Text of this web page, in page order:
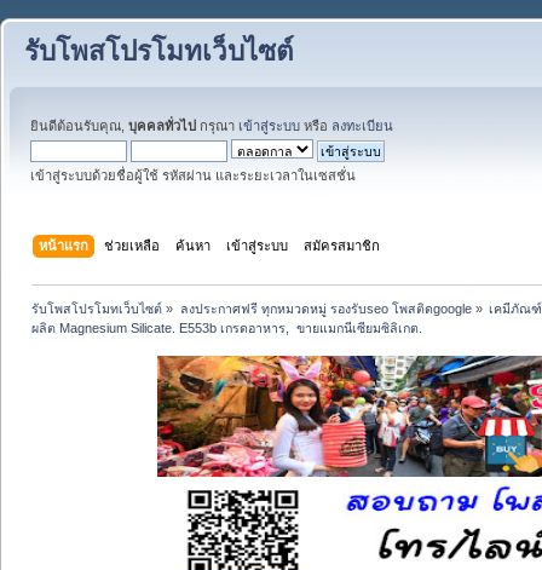
รับโพสโปรโมทเว็บไซต์
ยินดีต้อนรับคุณ, บุคคลทั่วไป กรุณา เข้าสู่ระบบ หรือ ลงทะเบียน
เข้าสู่ระบบด้วยชื่อผู้ใช้ รหัสผ่าน และระยะเวลาในเซสชั่น
หน้าแรก ช่วยเหลือ ค้นหา เข้าสู่ระบบ สมัครสมาชิก
รับโพสโปรโมทเว็บไซต์ » ลงประกาศฟรี ทุกหมวดหมู่ รองรับseo โพสติดgoogle» เคมีภัณฑ์
ผลิต Magnesium Silicate. E553b เกรดอาหาร,  ขายแมกนีเซียมซิลิเกต.